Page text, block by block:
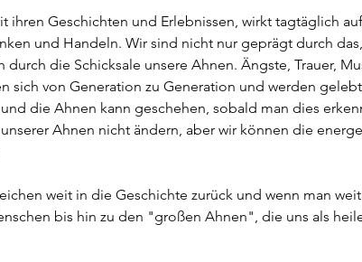
ihren Geschichten und Erlebnissen, wirkt tagtäglich
und Handeln. Wir sind nicht nur geprägt durch
die Schicksale unsere Ahnen. Ängste, Trauer,
sich von Generation zu Generation und werden
die Ahnen kann geschehen, sobald man dies
Ahnen nicht ändern, aber wir können die
weit in die Geschichte zurück und wenn man
bis hin zu den "großen Ahnen", die uns als